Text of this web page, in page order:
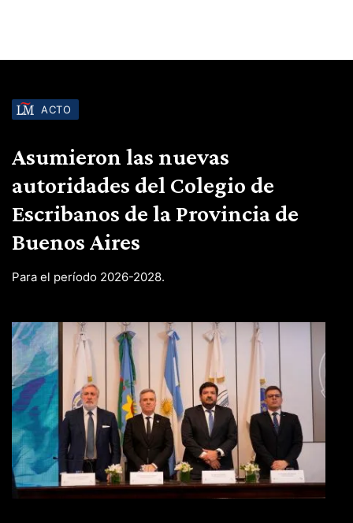
ACTO
Asumieron las nuevas
autoridades del Colegio de
Escribanos de la Provincia de
Buenos Aires
Para el período 2026-2028.